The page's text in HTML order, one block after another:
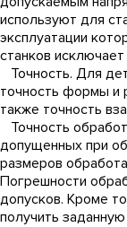
используют для
эксплуатации
станков
Точность. Для
точность формы и
также точность
Точность
допущенных при
размеров
Погрешности
допусков. Кроме
получить